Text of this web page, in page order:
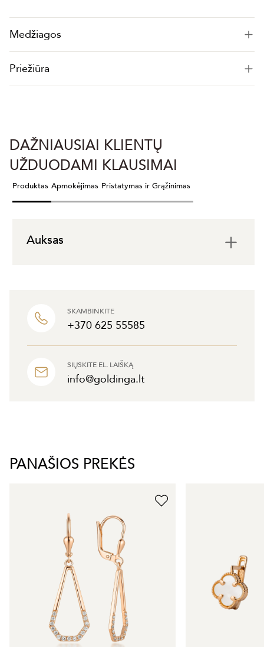
Medžiagos
Priežiūra
SKAMBINKITE
+370 625 55585
SIŲSKITE EL. LAIŠKĄ
info@goldinga.lt
DAŽNIAUSIAI KLIENTŲ
UŽDUODAMI KLAUSIMAI
Produktas Apmokėjimas Pristatymas ir Grąžinimas
Auksas
PANAŠIOS PREKĖS